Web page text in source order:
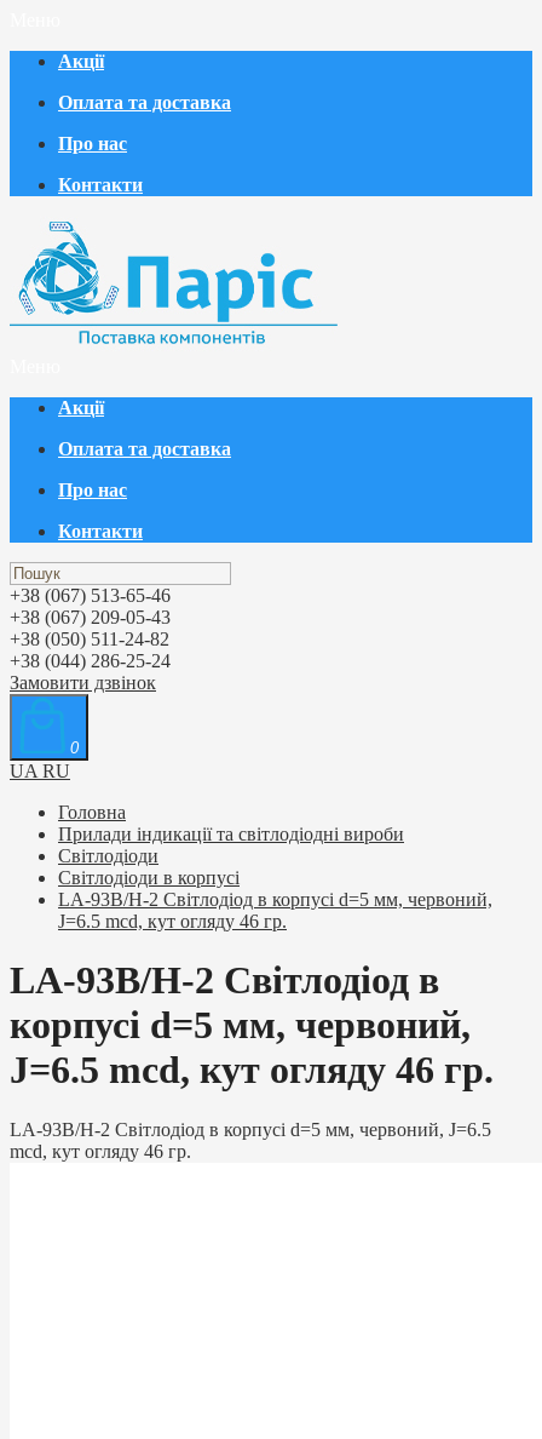
Акції
Оплата та доставка
Про нас
Контакти
Акції
Оплата та доставка
Про нас
Контакти
+38 (067) 513-65-46
+38 (067) 209-05-43
+38 (050) 511-24-82
+38 (044) 286-25-24
Замовити дзвінок
0
UA RU
Головна
Прилади індикації та світлодіодні вироби
Світлодіоди
Світлодіоди в корпусі
LA-93B/H-2 Світлодіод в корпусі d=5 мм, червоний,
J=6.5 mcd, кут огляду 46 гр.
LA-93B/H-2 Світлодіод в
корпусі d=5 мм, червоний,
J=6.5 mcd, кут огляду 46 гр.
LA-93B/H-2 Світлодіод в корпусі d=5 мм, червоний, J=6.5
mcd, кут огляду 46 гр.